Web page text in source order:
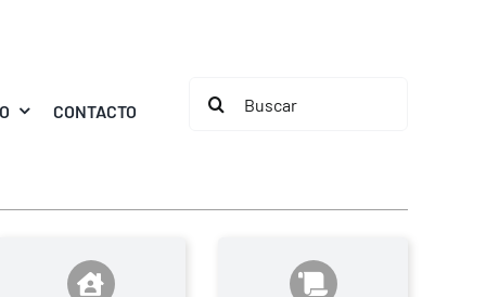
CONTACTO
Buscar: